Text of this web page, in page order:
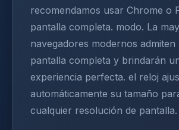
recomendamos usar Chrome o
pantalla completa. modo. La
navegadores modernos admiten
pantalla completa y brindarán
experiencia perfecta. el reloj
automáticamente su tamaño
cualquier resolución de pantalla.